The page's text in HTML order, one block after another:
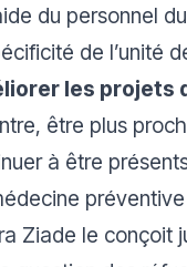
du personnel
de l’unité
les projets
être plus
à être
Ziade le conçoit